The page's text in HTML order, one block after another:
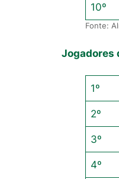
10º
Fonte:
Jogadores
1º
2º
3º
4º